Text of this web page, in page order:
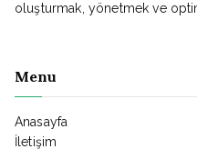
oluşturmak, yönetmek ve
Menu
Anasayfa
İletişim